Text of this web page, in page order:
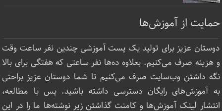
حمایت از آموزش‌ها
دوستان عزیز برای تولید یک پست آموزشی چندین نفر ساعت‌ وقت
و هزینه صرف می‌کنیم. بعلاوه ده‌ها نفر ساعتی که هفتگی برای بالا
نگه داشتن وب‌سایت صرف ‌می‌کنیم تا شما دوستان عزیز براحتی
به آموزش‌های رایگان دسترسی داشته باشید. پس با مطالعه،
انتشار لینک‌ آموزش‌ها و کامنت گذاشتن زیر نوشته‌‌ها ما را در این